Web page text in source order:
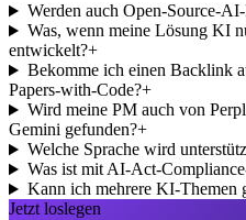
Werden auch Open-Source-
Was, wenn meine Lösung KI
entwickelt?+
Bekomme ich einen Backlink
Papers-with-Code?+
Wird meine PM auch von
Gemini gefunden?+
Welche Sprache wird
Was ist mit AI-Act-
Kann ich mehrere KI-Themen
Jetzt loslegen